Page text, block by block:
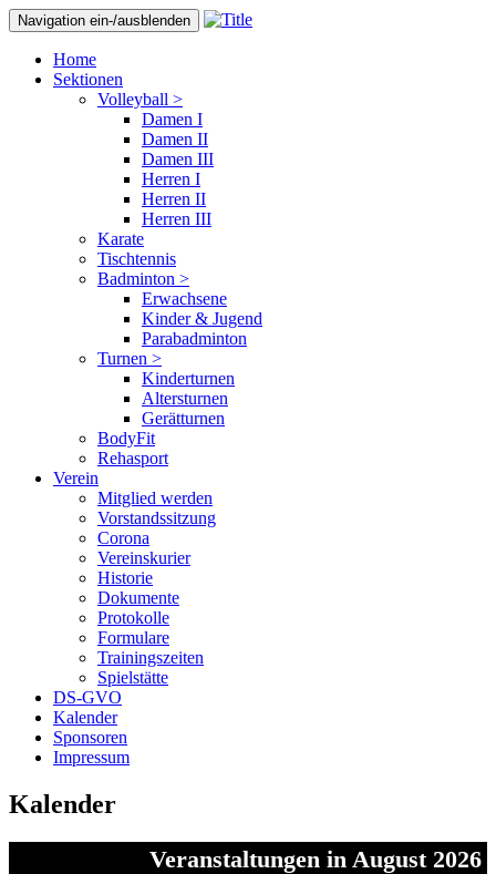
Navigation ein-/ausblenden
Home
Sektionen
Volleyball >
Damen I
Damen II
Damen III
Herren I
Herren II
Herren III
Karate
Tischtennis
Badminton >
Erwachsene
Kinder & Jugend
Parabadminton
Turnen >
Kinderturnen
Altersturnen
Gerätturnen
BodyFit
Rehasport
Verein
Mitglied werden
Vorstandssitzung
Corona
Vereinskurier
Historie
Dokumente
Protokolle
Formulare
Trainingszeiten
Spielstätte
DS-GVO
Kalender
Sponsoren
Impressum
Kalender
Veranstaltungen in August 2026